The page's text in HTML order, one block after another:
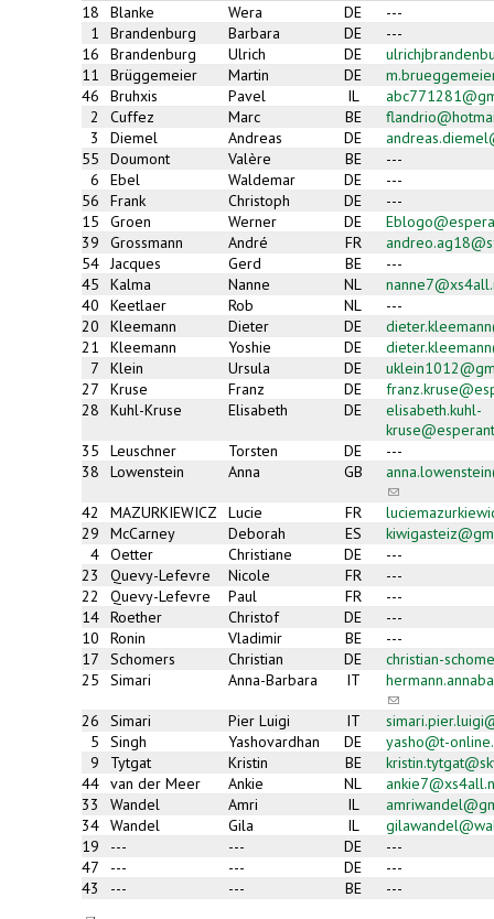
18
Blanke Wera DE
---
1
Brandenburg Barbara DE
---
16
Brandenburg Ulrich DE
11
Brüggemeier Martin DE
46
Bruhxis Pavel IL
2
Cuffez Marc BE
3
Diemel Andreas DE
55
Doumont Valère BE
---
6
Ebel Waldemar DE
---
56
Frank Christoph DE
---
15
Groen Werner DE
39
Grossmann André FR
54 Jacques Gerd BE
---
45
Kalma Nanne NL
40
Keetlaer Rob NL
---
20
Kleemann Dieter DE
21
Kleemann Yoshie DE
7
Klein Ursula DE
27
Kruse Franz DE
28
Kuhl-Kruse Elisabeth DE
elisabeth.kuhl-
35
Leuschner Torsten DE
---
38
Lowenstein Anna GB
(link
sends
e-
mail)
42 MAZURKIEWICZ Lucie FR
29
McCarney Deborah ES
4 Oetter Christiane DE
---
23
Quevy-Lefevre Nicole FR
---
22
Quevy-Lefevre Paul FR
---
14 Roether Christof DE
---
10
Ronin Vladimir BE
---
17
Schomers Christian DE
christian-
25
Simari Anna-Barbara IT
(link
sends
e-
mail)
26 Simari Pier Luigi IT
5
Singh Yashovardhan DE
yasho@t-
9
Tytgat Kristin BE
44 van der Meer Ankie NL
33
Wandel Amri IL
34 Wandel Gila IL
19
--- --- DE
---
47
--- --- DE
---
43
--- --- BE ---